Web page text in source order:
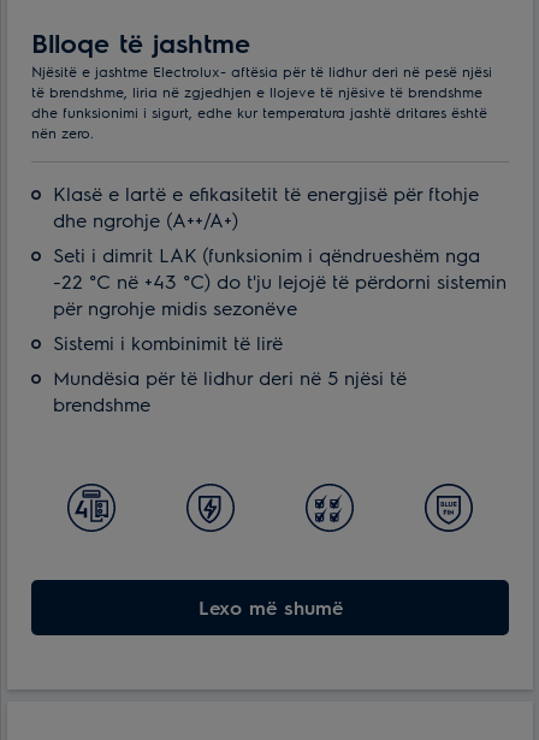
Blloqe të jashtme
Njësitë e jashtme Electrolux- aftësia për të lidhur deri në pesë njësi
të brendshme, liria në zgjedhjen e llojeve të njësive të brendshme
dhe funksionimi i sigurt, edhe kur temperatura jashtë dritares është
nën zero.
Klasë e lartë e efikasitetit të energjisë për ftohje
dhe ngrohje (A++/A+)
Seti i dimrit LAK (funksionim i qëndrueshëm nga
-22 °C në +43 °C) do t'ju lejojë të përdorni sistemin
për ngrohje midis sezonëve
Sistemi i kombinimit të lirë
Mundësia për të lidhur deri në 5 njësi të
brendshme
Lexo më shumë